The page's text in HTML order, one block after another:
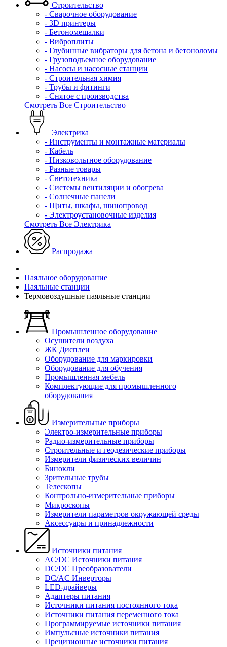
Строительство
- Сварочное оборудование
- 3D принтеры
- Бетономешалки
- Виброплиты
- Глубинные вибраторы для бетона и бетоноломы
- Грузоподъемное оборудование
- Насосы и насосные станции
- Строительная химия
- Трубы и фитинги
- Снятое с производства
Смотреть Все Строительство
Электрика
- Инструменты и монтажные материалы
- Кабель
- Низковольтное оборудование
- Разные товары
- Светотехника
- Системы вентиляции и обогрева
- Солнечные панели
- Щиты, шкафы, шинопровод
- Электроустановочные изделия
Смотреть Все Электрика
Распродажа
Паяльное оборудование
Паяльные станции
Термовоздушные паяльные станции
Промышленное оборудование
Осушители воздуха
ЖК Дисплеи
Оборудование для маркировки
Оборудование для обучения
Промышленная мебель
Комплектующие для промышленного
оборудования
Измерительные приборы
Электро-измерительные приборы
Радио-измерительные приборы
Строительные и геодезические приборы
Измерители физических величин
Бинокли
Зрительные трубы
Телескопы
Контрольно-измерительные приборы
Микроскопы
Измерители параметров окружающей среды
Аксессуары и принадлежности
Источники питания
AC/DC Источники питания
DC/DC Преобразователи
DC/AC Инверторы
LED-драйверы
Адаптеры питания
Источники питания постоянного тока
Источники питания переменного тока
Программируемые источники питания
Импульсные источники питания
Прецизионные источники питания